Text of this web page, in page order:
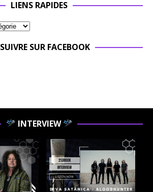
LIENS RAPIDES
SUIVRE SUR FACEBOOK
INTERVIEW